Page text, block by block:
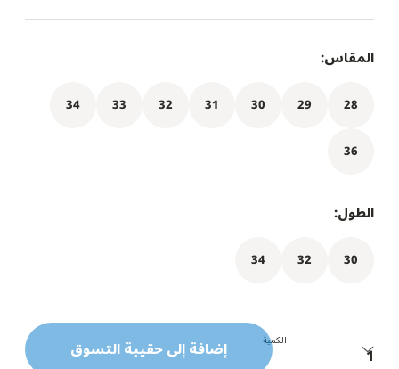
المقاس:
28
29
30
31
32
33
34
36
الطول:
30
32
34
الكمية إضافة إلى حقيبة التسوق